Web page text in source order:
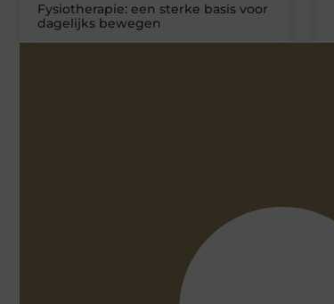
Fysiotherapie: een sterke basis voor
dagelijks bewegen